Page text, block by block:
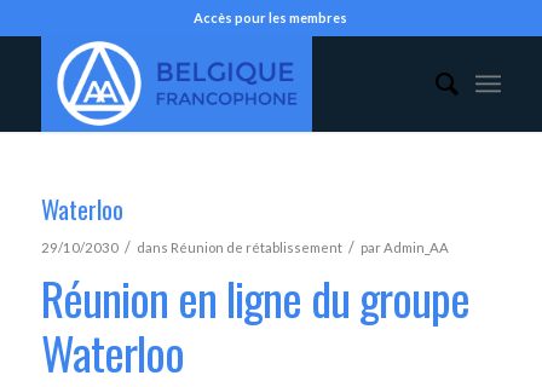
Accès pour les membres
Waterloo
29/10/2030 / dans Réunion de rétablissement / parAdmin_AA
Réunion en ligne du groupe
Waterloo